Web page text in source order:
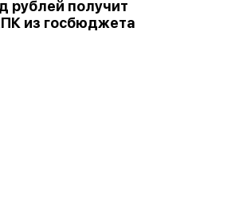
рублей получит
из госбюджета